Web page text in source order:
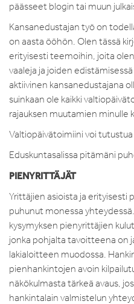
päässeet blogin tai muun
Kansanedustajan työ on
on aasta ööhön. Olen tässä
erityisesti teemoihin, joita
vaaleja ja joiden
aktiivinen kansanedustajana
suinkaan ole kaikki
rajauksen muutamien minulle
Valtiopäivätoimiini voi
Eduskuntasalissa pitämäni
PIENYRITTÄJÄT
Yrittäjien asioista ja erityisesti
puhunut monessa
kysymyksen pienyrittäjien
jonka pohjalta tavoitteena on
lakialoitteen muodossa.
pienhankintojen avoin
näkökulmasta tärkeä avaus,
hankintalain valmistelun